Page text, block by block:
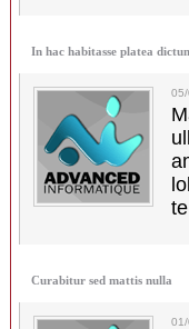
In hac habitasse platea
Curabitur sed mattis nulla